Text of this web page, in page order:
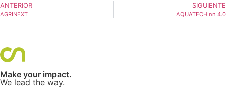
ANTERIOR
AGRINEXT
SIGUIENTE
AQUATECHInn 4.0
Make your impact.
We lead the way.